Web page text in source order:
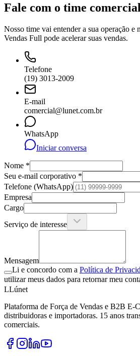
Fale com o time comercial
Nosso time vai entender a sua operação e
Vendas Full pode acelerar suas vendas.
Telefone
(19) 3013-2009
E-mail
comercial@lunet.com.br
WhatsApp
Iniciar conversa
Nome *
Seu e-mail corporativo *
Telefone (WhatsApp)
Empresa
Cargo
Serviço de interesse
Mensagem
Li e concordo com a Política de
utilizar meus dados para retornar meu
LLúnet
Plataforma de Força de Vendas e B2B E-
distribuidoras e importadoras. 15 anos
comerciais.